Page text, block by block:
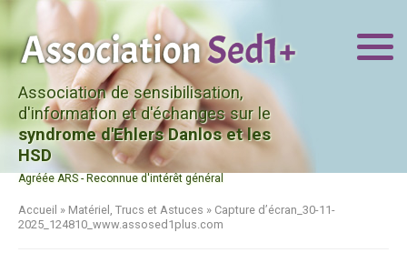
Association de sensibilisation,
d'information et d'échanges sur le
syndrome d'Ehlers Danlos et les
HSD
Agréée ARS - Reconnue d'intérêt général
Accueil » Matériel, Trucs et Astuces » Capture d’écran_30-11-
2025_124810_www.assosed1plus.com